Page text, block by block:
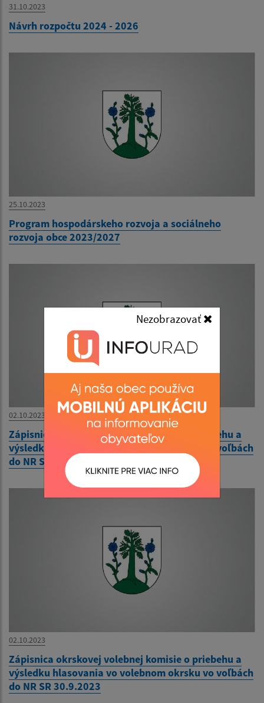
Nezobrazovať
31.10.2023
Návrh rozpočtu 2024 - 2026
25.10.2023
Program hospodárskeho rozvoja a sociálneho
rozvoja obce 2023/2027
02.10.2023
Zápisnica okrskovej volebnej komisie o priebehu a
výsledku hlasovania vo volebnom okrsku vo voľbách
do NR SR 30.9.2023
02.10.2023
Zápisnica okrskovej volebnej komisie o priebehu a
výsledku hlasovania vo volebnom okrsku vo voľbách
do NR SR 30.9.2023